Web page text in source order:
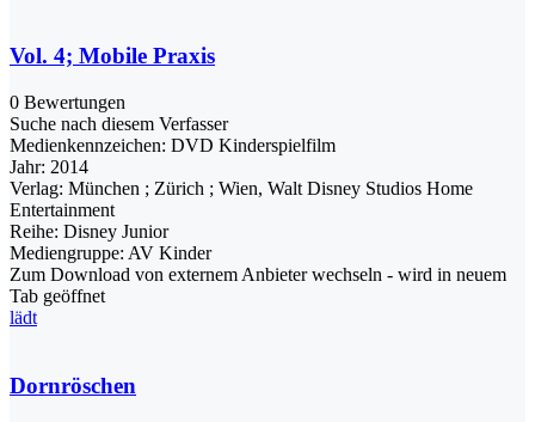
Vol. 4; Mobile Praxis
0 Bewertungen
Suche nach diesem Verfasser
Medienkennzeichen: DVD Kinderspielfilm
Jahr: 2014
Verlag: München ; Zürich ; Wien, Walt Disney Studios Home
Entertainment
Reihe: Disney Junior
Mediengruppe: AV Kinder
Zum Download von externem Anbieter wechseln - wird in neuem
Tab geöffnet
lädt
Dornröschen